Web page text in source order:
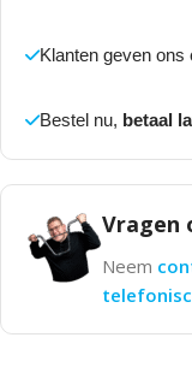
Klanten geven ons
Bestel nu, betaal
Vragen
Neem